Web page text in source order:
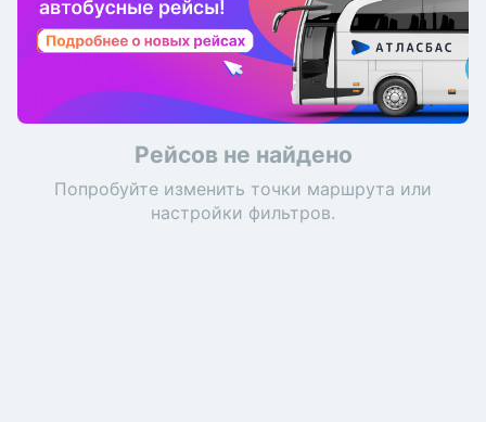
Рейсов не найдено
Попробуйте изменить точки маршрута или
настройки фильтров.